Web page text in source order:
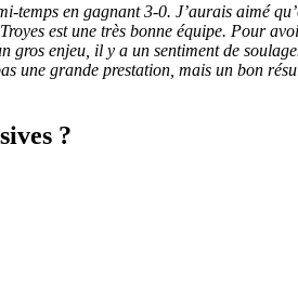
temps en gagnant 3-0. J’aurais aimé
est une très bonne équipe. Pour
gros enjeu, il y a un sentiment de
une grande prestation, mais un bon
?